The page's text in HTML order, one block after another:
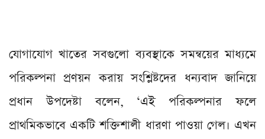
যোগাযোগ খাতের সবগুলো ব্যবস্থাকে সমন্বয়ের মাধ্যমে
পরিকল্পনা প্রণয়ন করায় সংশ্লিষ্টদের ধন্যবাদ জানিয়ে
প্রধান উপদেষ্টা বলেন, ‘এই পরিকল্পনার ফলে
প্রাথমিকভাবে একটি শক্তিশালী ধারণা পাওয়া গেল। এখন